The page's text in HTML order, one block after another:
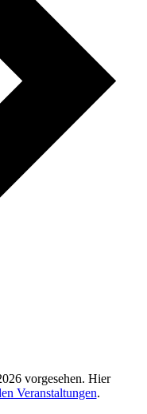
vorgesehen. Hier
Veranstaltungen.